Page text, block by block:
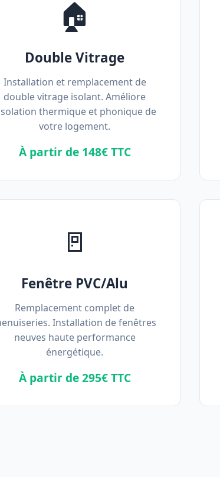
🏠
Double Vitrage
Installation et remplacement de
double vitrage isolant. Améliore
thermique et phonique de
votre logement.
À partir de 148€ TTC
🚪
Fenêtre PVC/Alu
Remplacement complet de
Installation de fenêtres
neuves haute performance
énergétique.
À partir de 295€ TTC